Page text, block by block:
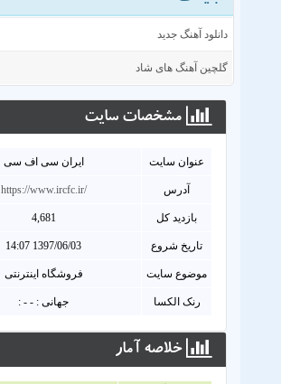
دانلود آهنگ جدید
گلچین آهنگ های شاد
مشخصات سايت
عنوان سايت ایران سی اف سی
آدرس https://www.ircfc.ir/
بازدید کل 4,681
تاریخ شروع 1397/06/03 14:07
موضوع سایت فروشگاه اینترنتی
رنک الکسا جهانی : - - :
خلاصه آمار